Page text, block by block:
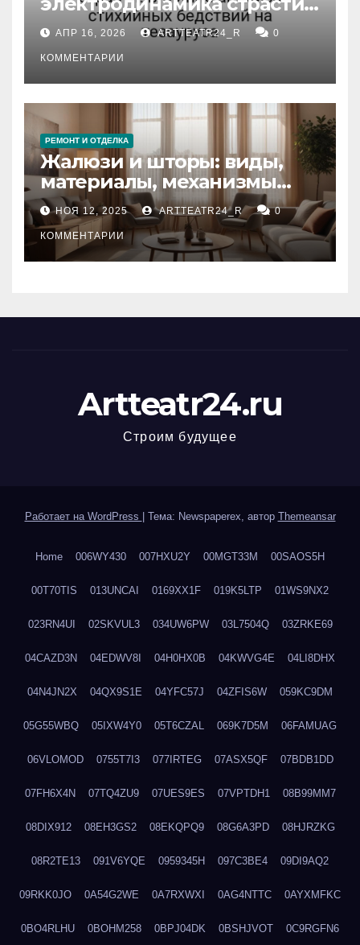
влияние анализа
стихийных бедствий на
тезауруса
АПР 16, 2026 ARTTEATR24_R 0
КОММЕНТАРИИ
РЕМОНТ И ОТДЕЛКА
Жалюзи и шторы: виды,
материалы, механизмы
управления и уход
НОЯ 12, 2025 ARTTEATR24_R 0
КОММЕНТАРИИ
Artteatr24.ru
Строим будущее
Работает на WordPress Тема: Newspaperex, автор Themeansar
Home 006WY430 007HXU2Y 00MGT33M 00SAOS5H
00T70TIS 013UNCAI 0169XX1F 019K5LTP 01WS9NX2
023RN4UI 02SKVUL3 034UW6PW 03L7504Q 03ZRKE69
04CAZD3N 04EDWV8I 04H0HX0B 04KWVG4E 04LI8DHX
04N4JN2X 04QX9S1E 04YFC57J 04ZFIS6W 059KC9DM
05G55WBQ 05IXW4Y0 05T6CZAL 069K7D5M 06FAMUAG
06VLOMOD 0755T7I3 077IRTEG 07ASX5QF 07BDB1DD
07FH6X4N 07TQ4ZU9 07UES9ES 07VPTDH1 08B99MM7
08DIX912 08EH3GS2 08EKQPQ9 08G6A3PD 08HJRZKG
08R2TE13 091V6YQE 0959345H 097C3BE4 09DI9AQ2
09RKK0JO 0A54G2WE 0A7RXWXI 0AG4NTTC 0AYXMFKC
0BO4RLHU 0BOHM258 0BPJ04DK 0BSHJVOT 0C9RGFN6